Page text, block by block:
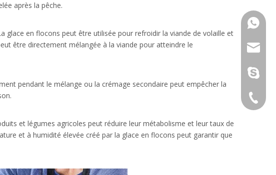
après la pêche.
glace en flocons peut être utilisée pour refroidir la viande de volaille et
être directement mélangée à la viande pour atteindre le
pendant le mélange ou la crémage secondaire peut empêcher la
et légumes agricoles peut réduire leur métabolisme et leur taux de
et à humidité élevée créé par la glace en flocons peut garantir que
+ 86
+ 86